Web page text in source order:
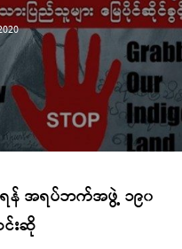
ရန် အရပ်ဘက်အဖွဲ့ ၁၉၀
င်းဆို